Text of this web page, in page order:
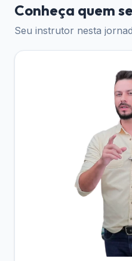
Continuando
Owner
Conheça quem
Seu instrutor nesta